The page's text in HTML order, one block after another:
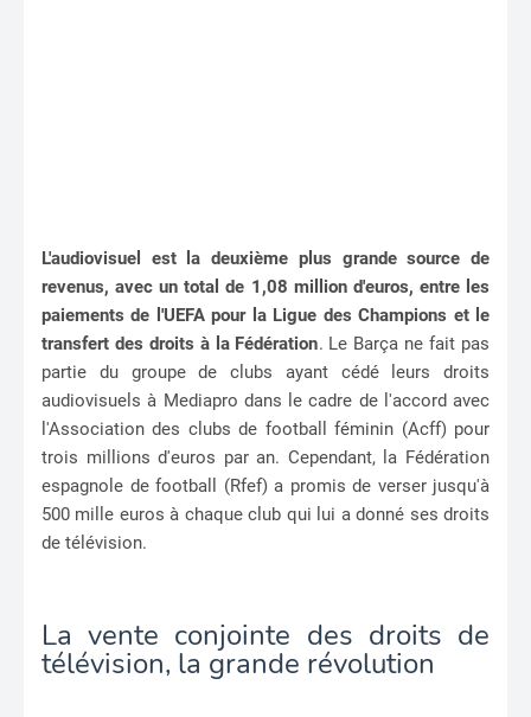
L'audiovisuel est la deuxième plus grande source de
revenus, avec un total de 1,08 million d'euros, entre les
paiements de l'UEFA pour la Ligue des Champions et le
transfert des droits à la Fédération. Le Barça ne fait pas
partie du groupe de clubs ayant cédé leurs droits
audiovisuels à Mediapro dans le cadre de l'accord avec
l'Association des clubs de football féminin (Acff) pour
trois millions d'euros par an. Cependant, la Fédération
espagnole de football (Rfef) a promis de verser jusqu'à
500 mille euros à chaque club qui lui a donné ses droits
de télévision.
La vente conjointe des droits de
télévision, la grande révolution